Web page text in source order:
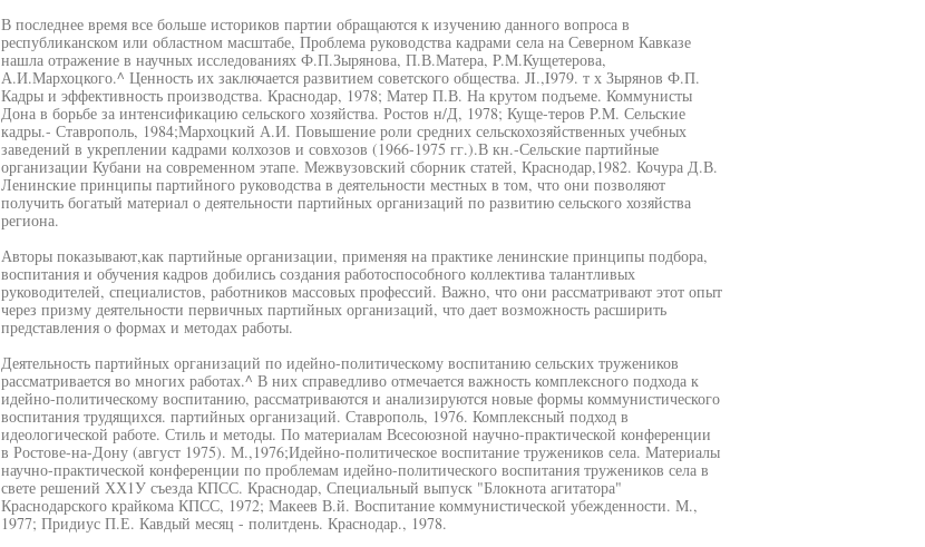
В последнее время все больше историков партии обращаются к изучению данного вопроса в
республиканском или областном масштабе, Проблема руководства кадрами села на Северном Кавказе
нашла отражение в научных исследованиях Ф.П.Зырянова, П.В.Матера, P.M.Кущетерова,
А.И.Мархоцкого.^ Ценность их заключается развитием советского общества. JI.,I979. т х Зырянов Ф.П.
Кадры и эффективность производства. Краснодар, 1978; Матер П.В. На крутом подъеме. Коммунисты
Дона в борьбе за интенсификацию сельского хозяйства. Ростов н/Д, 1978; Куще-теров P.M. Сельские
кадры.- Ставрополь, 1984;Мархоцкий А.И. Повышение роли средних сельскохозяйственных учебных
заведений в укреплении кадрами колхозов и совхозов (1966-1975 гг.).В кн.-Сельские партийные
организации Кубани на современном этапе. Межвузовский сборник статей, Краснодар,1982. Кочура Д.В.
Ленинские принципы партийного руководства в деятельности местных в том, что они позволяют
получить богатый материал о деятельности партийных организаций по развитию сельского хозяйства
региона.
Авторы показывают,как партийные организации, применяя на практике ленинские принципы подбора,
воспитания и обучения кадров добились создания работоспособного коллектива талантливых
руководителей, специалистов, работников массовых профессий. Важно, что они рассматривают этот опыт
через призму деятельности первичных партийных организаций, что дает возможность расширить
представления о формах и методах работы.
Деятельность партийных организаций по идейно-политическому воспитанию сельских тружеников
рассматривается во многих работах.^ В них справедливо отмечается важность комплексного подхода к
идейно-политическому воспитанию, рассматриваются и анализируются новые формы коммунистического
воспитания трудящихся. партийных организаций. Ставрополь, 1976. Комплексный подход в
идеологической работе. Стиль и методы. По материалам Всесоюзной научно-практической конференции
в Ростове-на-Дону (август 1975). М.,1976;Идейно-политическое воспитание тружеников села. Материалы
научно-практической конференции по проблемам идейно-политического воспитания тружеников села в
свете решений ХХ1У съезда КПСС. Краснодар, Специальный выпуск "Блокнота агитатора"
Краснодарского крайкома КПСС, 1972; Макеев В.й. Воспитание коммунистической убежденности. М.,
1977; Придиус П.Е. Кавдый месяц - политдень. Краснодар., 1978.